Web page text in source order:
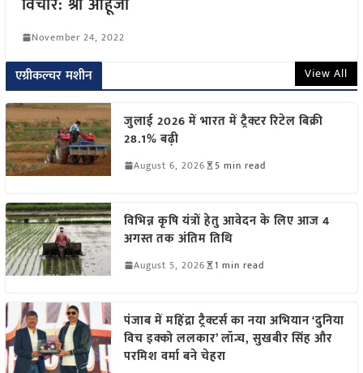
November 24, 2022
एग्रीकल्चर मशीन View All
जुलाई 2026 में भारत में ट्रैक्टर रिटेल बिक्री
28.1% बढ़ी
August 6, 2026 5 min read
विभिन्न कृषि यंत्रों हेतु आवेदन के लिए आज 4
अगस्त तक अंतिम तिथि
August 5, 2026 1 min read
पंजाब में महिंद्रा ट्रैक्टर्स का नया अभियान ‘दुनिया
विच इक्को ललकार’ लॉन्च, सुखबीर सिंह और
परमिश वर्मा बने चेहरा